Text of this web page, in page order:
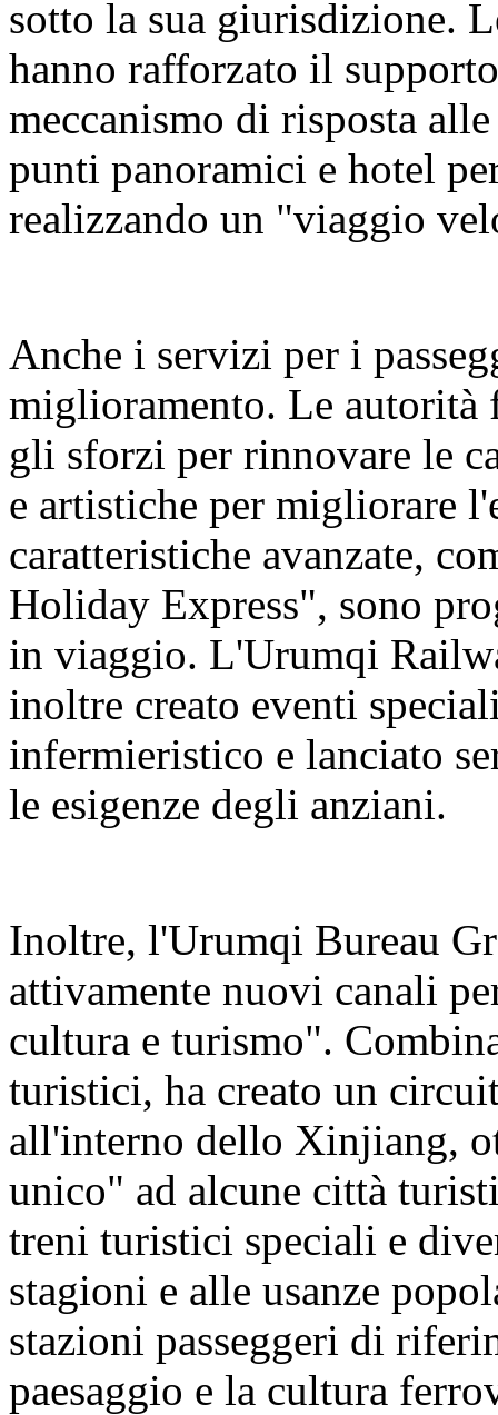
sotto la sua giurisdizione.
hanno rafforzato il
meccanismo di risposta
punti panoramici e hotel
realizzando un "viaggio
Anche i servizi per i
miglioramento. Le autorità
gli sforzi per rinnovare le
e artistiche per migliorare
caratteristiche avanzate,
Holiday Express", sono
in viaggio. L'Urumqi
inoltre creato eventi
infermieristico e lanciato
le esigenze degli anziani.
Inoltre, l'Urumqi Bureau
attivamente nuovi canali
cultura e turismo".
turistici, ha creato un
all'interno dello Xinjiang,
unico" ad alcune città
treni turistici speciali e
stagioni e alle usanze
stazioni passeggeri di
paesaggio e la cultura